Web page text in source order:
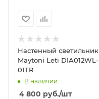
Настенный светильник
Maytoni Leti DIA012WL-
01TR
В наличии
4 800 руб./шт